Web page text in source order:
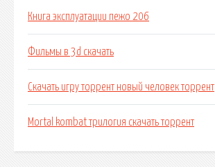
Книга эксплуатации пежо 206
Фильмы в 3d скачать
Скачать игру торрент новый человек торрент
Mortal kombat трилогия скачать торрент